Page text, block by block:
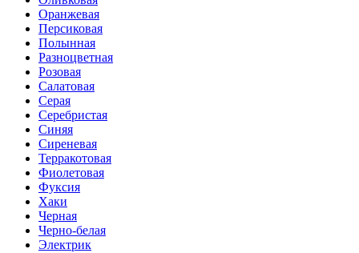
Оранжевая
Персиковая
Полынная
Разноцветная
Розовая
Салатовая
Серая
Серебристая
Синяя
Сиреневая
Терракотовая
Фиолетовая
Фуксия
Хаки
Черная
Черно-белая
Электрик